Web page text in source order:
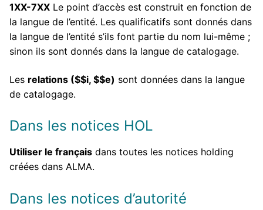
1XX-7XX Le point d’accès est construit en fonction de
la langue de l’entité. Les qualificatifs sont donnés dans
la langue de l’entité s’ils font partie du nom lui-même ;
sinon ils sont donnés dans la langue de catalogage.
Les relations ($$i, $$e) sont données dans la langue
de catalogage.
Dans les notices HOL
Utiliser le français dans toutes les notices holding
créées dans ALMA.
Dans les notices d’autorité